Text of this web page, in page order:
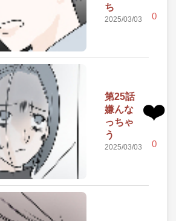
ち
2025/03/03 0
第25話
嫌んな
っちゃ
う
2025/03/03
❤️
0